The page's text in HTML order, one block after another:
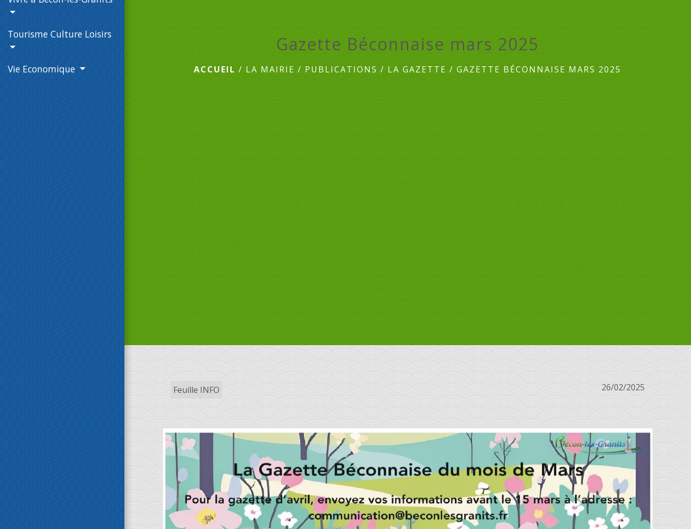
Tourisme Culture Loisirs
Vie Economique
Gazette Béconnaise mars 2025
ACCUEIL / LA MAIRIE / PUBLICATIONS / LA GAZETTE /GAZETTE BÉCONNAISE MARS 2025
Feuille INFO 26/02/2025